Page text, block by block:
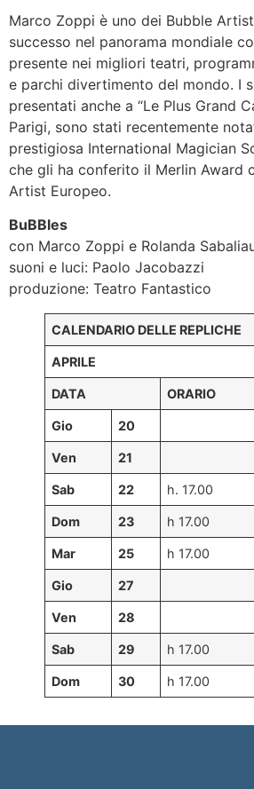
Marco Zoppi è uno dei Bubble
successo nel panorama mondiale
presente nei migliori teatri,
e parchi divertimento del mondo. I
presentati anche a “Le Plus Grand
Parigi, sono stati recentemente
prestigiosa International Magician
che gli ha conferito il Merlin Award
Artist Europeo.
BuBBles
con Marco Zoppi e Rolanda
suoni e luci: Paolo Jacobazzi
produzione: Teatro Fantastico
CALENDARIO DELLE REPLICHE
APRILE
DATA ORARIO
Gio 20
Ven 21
Sab 22 h. 17.00
Dom 23 h 17.00
Mar 25 h 17.00
Gio 27
Ven 28
Sab 29 h 17.00
Dom 30 h 17.00